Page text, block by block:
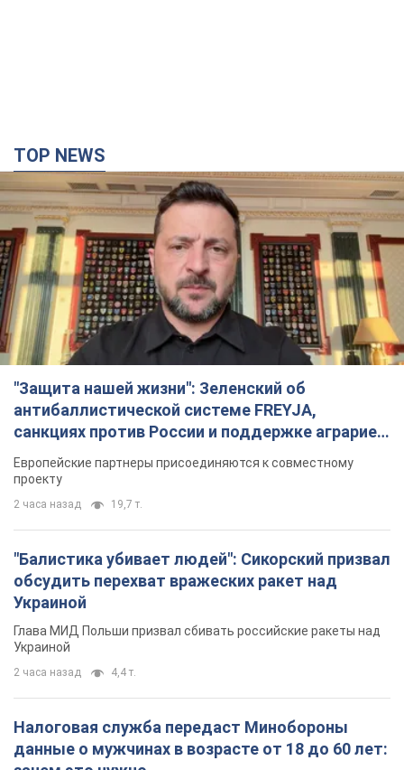
Видео
Европейские партнеры присоединяются к совместному
проекту
2 часа назад 19,7 т.
"Балистика убивает людей": Сикорский призвал
обсудить перехват вражеских ракет над
Украиной
Глава МИД Польши призвал сбивать российские ракеты над
Украиной
2 часа назад 4,4 т.
Налоговая служба передаст Минобороны
данные о мужчинах в возрасте от 18 до 60 лет:
зачем это нужно
Это необходимо для проверки воинского учета
3 часа назад 17,5 т.